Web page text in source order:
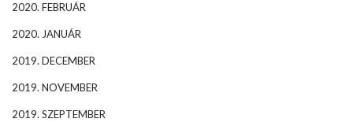
2020. FEBRUÁR
2020. JANUÁR
2019. DECEMBER
2019. NOVEMBER
2019. SZEPTEMBER